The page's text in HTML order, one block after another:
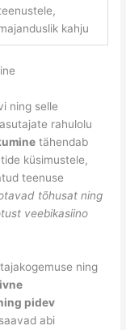
kahju
ning selle
rahulolu
tähendab
küsimustele,
teenuse
tõhusat ning
veebikasiino
ning
pidev
abi